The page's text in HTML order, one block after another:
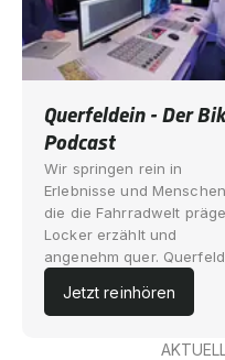
Querfeldein - Der
Podcast
Wir springen rein in
Erlebnisse und
die die Fahrradwelt
Locker erzählt und
angenehm quer.
Jetzt reinhören